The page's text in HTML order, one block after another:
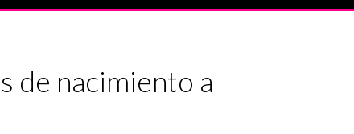
de nacimiento a